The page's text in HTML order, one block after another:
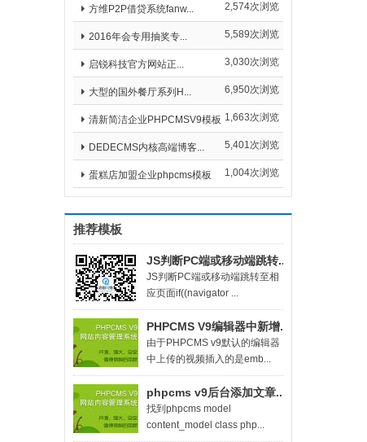
2,574次浏览
方维P2P借贷系统fanw...
5,589次浏览
2016年会专用抽奖专...
3,030次浏览
启锐科技官方网站正...
6,950次浏览
大型的国外餐厅系列H...
1,663次浏览
清新简洁企业PHPCMSV9模板
5,401次浏览
DEDECMS内核高端博客...
1,004次浏览
蛋糕店加盟企业phpcms模板
推荐模板
JS判断PC端或移动端跳转...
​JS判断PC端或移动端跳转至相
应页面if((navigator ...
PHPCMS V9编辑器中新增...
由于PHPCMS v9默认的编辑器
中上传的视频插入的是emb...
phpcms v9后台添加文章...
找到phpcms model
content_model class php...